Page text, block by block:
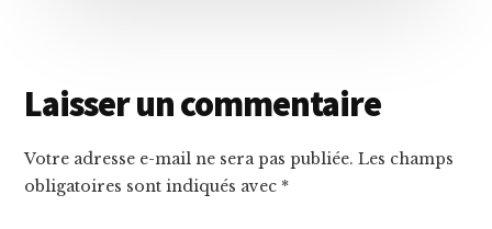
Interactions
du
lecteur
Laisser un commentaire
Votre adresse e-mail ne sera pas publiée. Les champs
obligatoires sont indiqués avec *